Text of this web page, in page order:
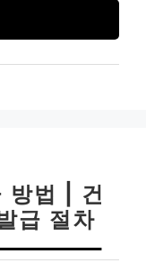
방법 | 건
급 절차